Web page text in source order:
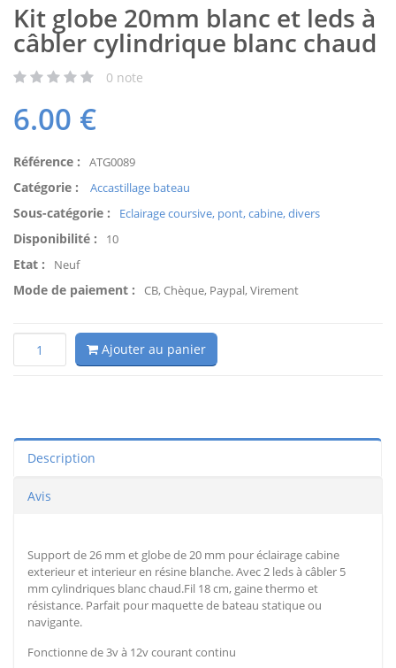
Kit globe 20mm blanc et leds à
câbler cylindrique blanc chaud
0 note
6.00 €
Référence : ATG0089
Catégorie : Accastillage bateau
Sous-catégorie : Eclairage coursive, pont, cabine, divers
Disponibilité : 10
Etat : Neuf
Mode de paiement : CB, Chèque, Paypal, Virement
Ajouter au panier
Description
Avis
Support de 26 mm et globe de 20 mm pour éclairage cabine
exterieur et interieur en résine blanche. Avec 2 leds à câbler 5
mm cylindriques blanc chaud.Fil 18 cm, gaine thermo et
résistance. Parfait pour maquette de bateau statique ou
navigante.
Fonctionne de 3v à 12v courant continu